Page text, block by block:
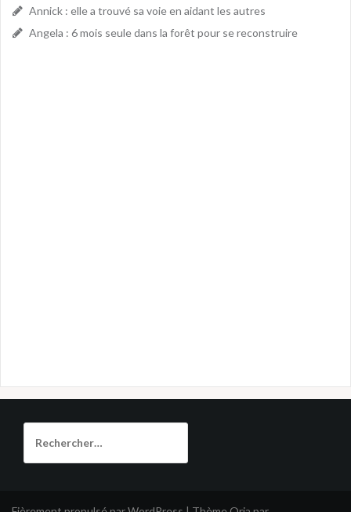
Annick : elle a trouvé sa voie en aidant les autres
Angela : 6 mois seule dans la forêt pour se reconstruire